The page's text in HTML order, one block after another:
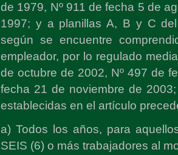
de 1979, Nº 911 de fecha 5 de
1997; y a planillas A, B y C
según se encuentre
empleador, por lo regulado
de octubre de 2002, Nº 497 de
fecha 21 de noviembre de
establecidas en el artículo
a) Todos los años, para
SEIS (6) o más trabajadores al